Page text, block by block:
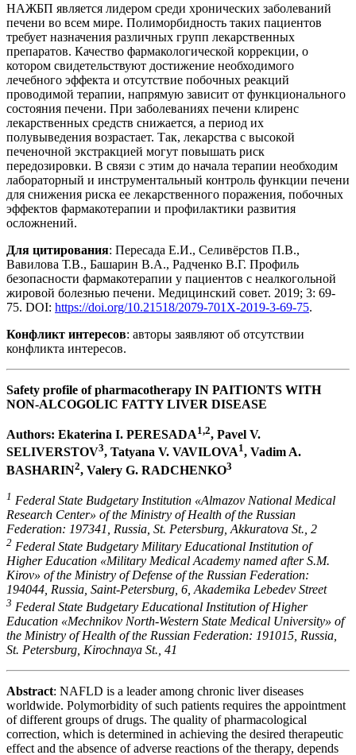
НАЖБП является лидером среди хронических заболеваний
печени во всем мире. Полиморбидность таких пациентов
требует назначения различных групп лекарственных
препаратов. Качество фармакологической коррекции, о
котором свидетельствуют достижение необходимого
лечебного эффекта и отсутствие побочных реакций
проводимой терапии, напрямую зависит от функционального
состояния печени. При заболеваниях печени клиренс
лекарственных средств снижается, а период их
полувыведения возрастает. Так, лекарства с высокой
печеночной экстракцией могут повышать риск
передозировки. В связи с этим до начала терапии необходим
лабораторный и инструментальный контроль функции печени
для снижения риска ее лекарственного поражения, побочных
эффектов фармакотерапии и профилактики развития
осложнений.
Для цитирования: Пересада Е.И., Селивёрстов П.В.,
Вавилова Т.В., Башарин В.А., Радченко В.Г. Профиль
безопасности фармакотерапии у пациентов с неалкогольной
жировой болезнью печени. Медицинский совет. 2019; 3: 69-
75. DOI: https://doi.org/10.21518/2079-701X-2019-3-69-75.
Конфликт интересов: авторы заявляют об отсутствии
конфликта интересов.
Safety profile of pharmacotherapy IN PAITIONTS WITH
NON-ALCOGOLIC FATTY LIVER DISEASE
Authors: Ekaterina I. PERESADA1,2, Pavel V.
SELIVERSTOV3, Tatyana V. VAVILOVA1, Vadim A.
BASHARIN2, Valery G. RADCHENKO3
1 Federal State Budgetary Institution «Almazov National Medical
Research Center» of the Ministry of Health of the Russian
Federation: 197341, Russia, St. Petersburg, Akkuratova St., 2
2 Federal State Budgetary Military Educational Institution of
Higher Education «Military Medical Academy named after S.M.
Kirov» of the Ministry of Defense of the Russian Federation:
194044, Russia, Saint-Petersburg, 6, Akademika Lebedev Street
3 Federal State Budgetary Educational Institution of Higher
Education «Mechnikov North-Western State Medical University» of
the Ministry of Health of the Russian Federation: 191015, Russia,
St. Petersburg, Kirochnaya St., 41
Abstract: NAFLD is a leader among chronic liver diseases
worldwide. Polymorbidity of such patients requires the appointment
of different groups of drugs. The quality of pharmacological
correction, which is determined in achieving the desired therapeutic
effect and the absence of adverse reactions of the therapy, depends